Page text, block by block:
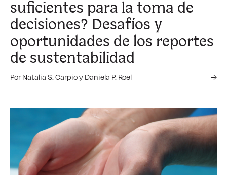
suficientes para la toma de
decisiones? Desafíos y
oportunidades de los reportes
de sustentabilidad
Por Natalia S. Carpio y Daniela P. Roel →